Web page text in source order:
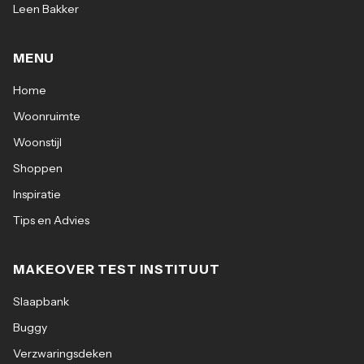
Breedte: 80 cm
Hoogte: 20 cm
Leen Bakker
MENU
Home
Woonruimte
Woonstijl
Shoppen
Inspiratie
Tips en Advies
MAKEOVER TEST INSTITUUT
Slaapbank
Buggy
Verzwaringsdeken